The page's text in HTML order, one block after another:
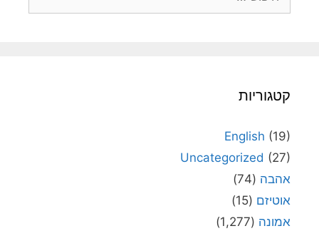
קטגוריות
English (19)
Uncategorized (27)
אהבה (74)
אוטיזם (15)
אמונה (1,277)